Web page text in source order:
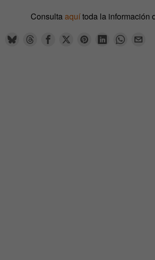
Consultaaquítoda la información